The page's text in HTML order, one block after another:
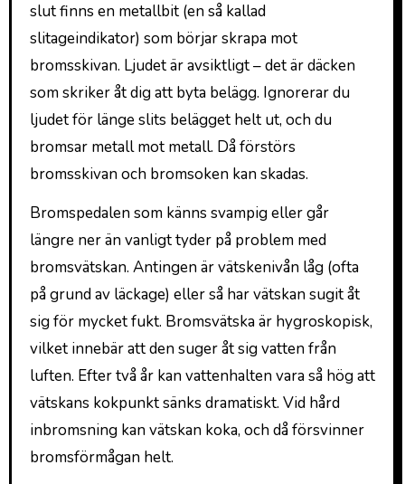
slut finns en metallbit (en så kallad
slitageindikator) som börjar skrapa mot
bromsskivan. Ljudet är avsiktligt – det är däcken
som skriker åt dig att byta belägg. Ignorerar du
ljudet för länge slits belägget helt ut, och du
bromsar metall mot metall. Då förstörs
bromsskivan och bromsoken kan skadas.
Bromspedalen som känns svampig eller går
längre ner än vanligt tyder på problem med
bromsvätskan. Antingen är vätskenivån låg (ofta
på grund av läckage) eller så har vätskan sugit åt
sig för mycket fukt. Bromsvätska är hygroskopisk,
vilket innebär att den suger åt sig vatten från
luften. Efter två år kan vattenhalten vara så hög att
vätskans kokpunkt sänks dramatiskt. Vid hård
inbromsning kan vätskan koka, och då försvinner
bromsförmågan helt.